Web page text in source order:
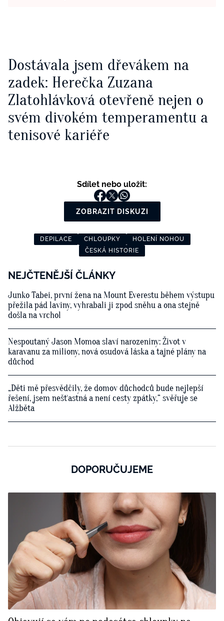
Dostávala jsem dřevákem na
zadek: Herečka Zuzana
Zlatohlávková otevřeně nejen o
svém divokém temperamentu a
tenisové kariéře
Sdílet nebo uložit:
ZOBRAZIT DISKUZI
DEPILACE CHLOUPKY
HOLENÍ NOHOU
ČESKÁ HISTORIE
NEJČTENĚJŠÍ ČLÁNKY
Junko Tabei, první žena na Mount Everestu během výstupu
přežila pád laviny, vyhrabali ji zpod sněhu a ona stejně
došla na vrchol
Nespoutaný Jason Momoa slaví narozeniny: Život v
karavanu za miliony, nová osudová láska a tajné plány na
důchod
„Děti mě přesvědčily, že domov důchodců bude nejlepší
řešení, jsem nešťastná a není cesty zpátky,“ svěřuje se
Alžběta
DOPORUČUJEME